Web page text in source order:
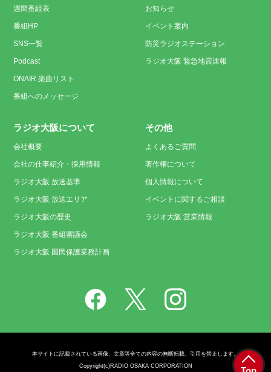
週間番組表
番組HP
SNS一覧
Podcast
ONAIR 楽曲リスト
番組へのメッセージ
お知らせ
イベント案内
防災ラジオステーション
ラジオ大阪 緊急地震速報
ラジオ大阪について
会社概要
会社の仕事紹介・採用情報
ラジオ大阪 放送基準
ラジオ大阪 放送エリア
ラジオ大阪の歴史
ラジオ大阪 番組審議会
ラジオ大阪 国民保護業務計画
その他
よくあるご質問
著作権について
個人情報について
イベントに関するご相談
ラジオ大阪 営業情報
本サイトに記載されている画像、文章等全ての内容の無断転載、引用を禁止します。
Copyright(c)RADIO OSAKA CORPORATION